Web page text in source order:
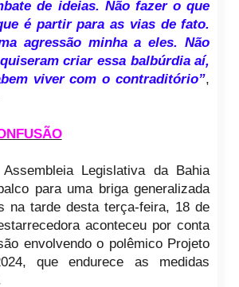
de ideias. Não fazer o que
é partir para as vias de fato.
agressão minha a eles. Não
criar essa balbúrdia aí,
viver com o contraditório”,
Legislativa da Bahia
para uma briga generalizada
na tarde desta terça-feira, 18 de
aconteceu por conta
envolvendo o polêmico Projeto
que endurece as medidas